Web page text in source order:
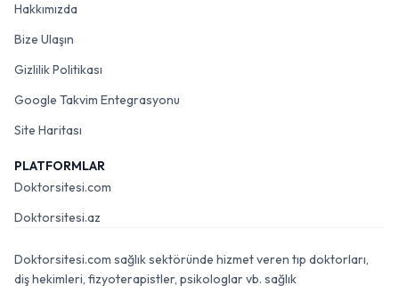
Hakkımızda
Bize Ulaşın
Gizlilik Politikası
Google Takvim Entegrasyonu
Site Haritası
PLATFORMLAR
Doktorsitesi.com
Doktorsitesi.az
Doktorsitesi.com sağlık sektöründe hizmet veren tıp doktorları,
diş hekimleri, fizyoterapistler, psikologlar vb. sağlık